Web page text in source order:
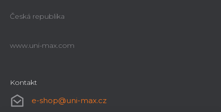
Česká republika
www.uni-max.com
Kontakt
e-shop@uni-max.cz